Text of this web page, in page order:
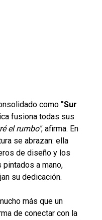
como "Sur
fusiona todas sus
el rumbo", afirma. En
se abrazan: ella
de diseño y los
pintados a mano,
su dedicación.
más que un
de conectar con la